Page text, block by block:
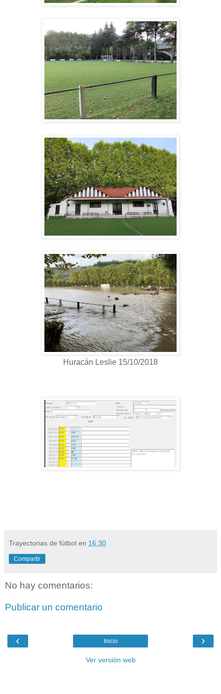
Huracán Leslie 15/10/2018
Trayectorias de fútbol en 16:30
Compartir
No hay comentarios:
Publicar un comentario
‹ ›
Inicio
Ver versión web